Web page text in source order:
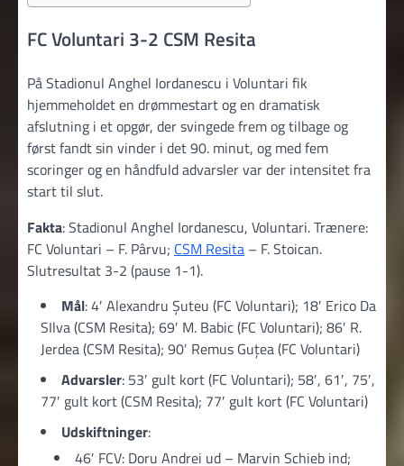
FC Voluntari 3-2 CSM Resita
På Stadionul Anghel Iordanescu i Voluntari fik
hjemmeholdet en drømmestart og en dramatisk
afslutning i et opgør, der svingede frem og tilbage og
først fandt sin vinder i det 90. minut, og med fem
scoringer og en håndfuld advarsler var der intensitet fra
start til slut.
Fakta: Stadionul Anghel Iordanescu, Voluntari. Trænere:
FC Voluntari – F. Pârvu; CSM Resita – F. Stoican.
Slutresultat 3-2 (pause 1-1).
Mål: 4′ Alexandru Șuteu (FC Voluntari); 18′ Erico Da
SIlva (CSM Resita); 69′ M. Babic (FC Voluntari); 86′ R.
Jerdea (CSM Resita); 90′ Remus Guțea (FC Voluntari)
Advarsler: 53′ gult kort (FC Voluntari); 58′, 61′, 75′,
77′ gult kort (CSM Resita); 77′ gult kort (FC Voluntari)
Udskiftninger:
46′ FCV: Doru Andrei ud – Marvin Schieb ind;